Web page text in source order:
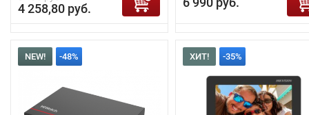
4 258,80 руб.
NEW! -48% ХИТ! -35%